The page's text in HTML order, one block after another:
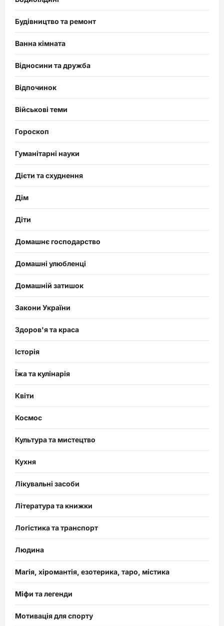
Будівництво та ремонт
Ванна кімната
Відносини та дружба
Відпочинок
Військові теми
Гороскоп
Гуманітарні науки
Дієти та схуднення
Дім
Діти
Домашнє господарство
Домашні улюбленці
Домашній затишок
Закони України
Здоров'я та краса
Історія
Їжа та кулінарія
Квіти
Космос
Культура та мистецтво
Кухня
Лікувальні засоби
Література та книжки
Логістика та транспорт
Людина
Магія, хіромантія, езотерика, таро, містика
Міфи та легенди
Мотивація для спорту